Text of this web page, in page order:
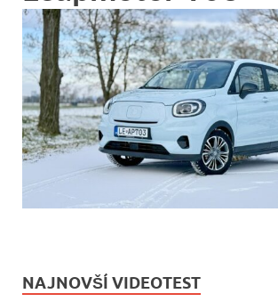
NAJNOVŠÍ VIDEOTEST